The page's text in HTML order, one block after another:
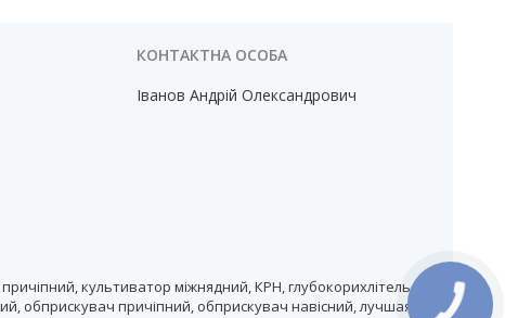
Іванов Андрій Олександрович
культиватор міжнядний, КРН, глубокорихлітель,
обприскувач причіпний, обприскувач навісний, лучшая